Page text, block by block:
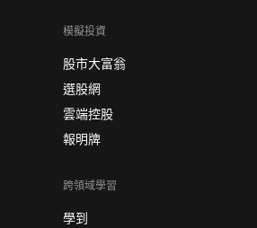
模擬投資
股市大富翁
選股網
雲端控股
報明牌
跨領域學習
學到